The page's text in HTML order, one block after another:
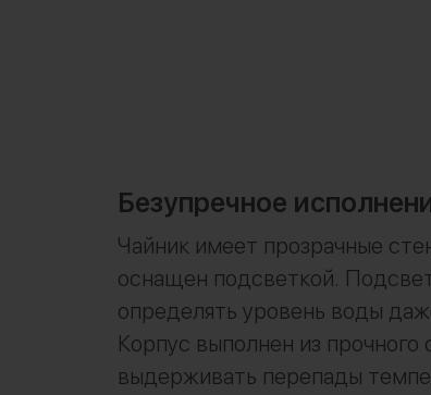
Безупречное
Чайник имеет прозрачные
оснащен подсветкой.
определять уровень воды
Корпус выполнен из прочного
выдерживать перепады